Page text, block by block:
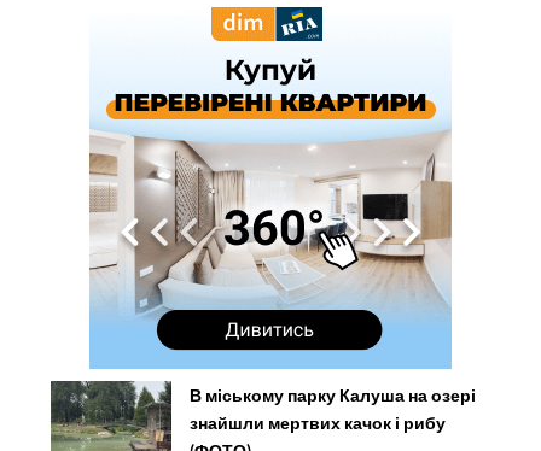
В міському парку Калуша на озері
знайшли мертвих качок і рибу